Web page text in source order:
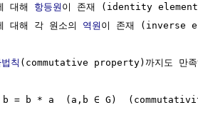
대해 항등원 이 존재 (identity
대해 각 원소의 역원 이 존재 (inverse
칙 (commutative property)까지도 만
= b * a  (a,b ∈ G)